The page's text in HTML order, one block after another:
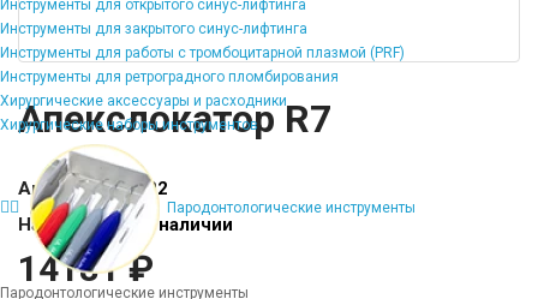
Инструменты для открытого синус-лифтинга
Инструменты для закрытого синус-лифтинга
Инструменты для работы с тромбоцитарной плазмой (PRF)
Инструменты для ретроградного пломбирования
Хирургические аксессуары и расходники
Хирургические наборы инструментов
Пародонтологические инструменты
Пародонтологические инструменты
Апекслокатор R7
Артикул:AL-PR2
Наличие:Нет в наличии
14181 ₽